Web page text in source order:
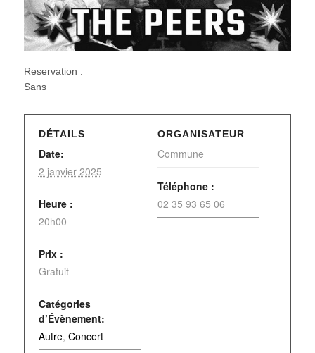
Reservation :
Sans
DÉTAILS
Date:
2 janvier 2025
Heure :
20h00
Prix :
Gratuit
Catégories
d’Évènement:
Autre, Concert
ORGANISATEUR
Commune
Téléphone :
02 35 93 65 06